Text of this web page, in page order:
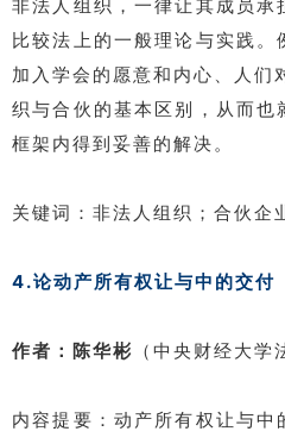
非法人组织，一律让其成员
比较法上的一般理论与实践
加入学会的愿意和内心、人
织与合伙的基本区别，从而
框架内得到妥善的解决。
关键词：非法人组织；合伙企
4.论动产所有权让与中的交付
作者：陈华彬 （中央财经大学
内容提要：动产所有权让与